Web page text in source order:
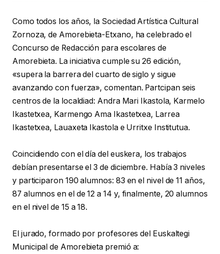
Como todos los años, la Sociedad Artística Cultural
Zornoza, de Amorebieta-Etxano, ha celebrado el
Concurso de Redacción para escolares de
Amorebieta. La iniciativa cumple su 26 edición,
«supera la barrera del cuarto de siglo y sigue
avanzando con fuerza», comentan. Partcipan seis
centros de la localdiad: Andra Mari Ikastola, Karmelo
Ikastetxea, Karmengo Ama Ikastetxea, Larrea
Ikastetxea, Lauaxeta Ikastola e Urritxe Institutua.
Coincidiendo con el día del euskera, los trabajos
debían presentarse el 3 de diciembre. Había 3 niveles
y participaron 190 alumnos: 83 en el nivel de 11 años,
87 alumnos en el de 12 a 14 y, finalmente, 20 alumnos
en el nivel de 15 a 18.
El jurado, formado por profesores del Euskaltegi
Municipal de Amorebieta premió a: